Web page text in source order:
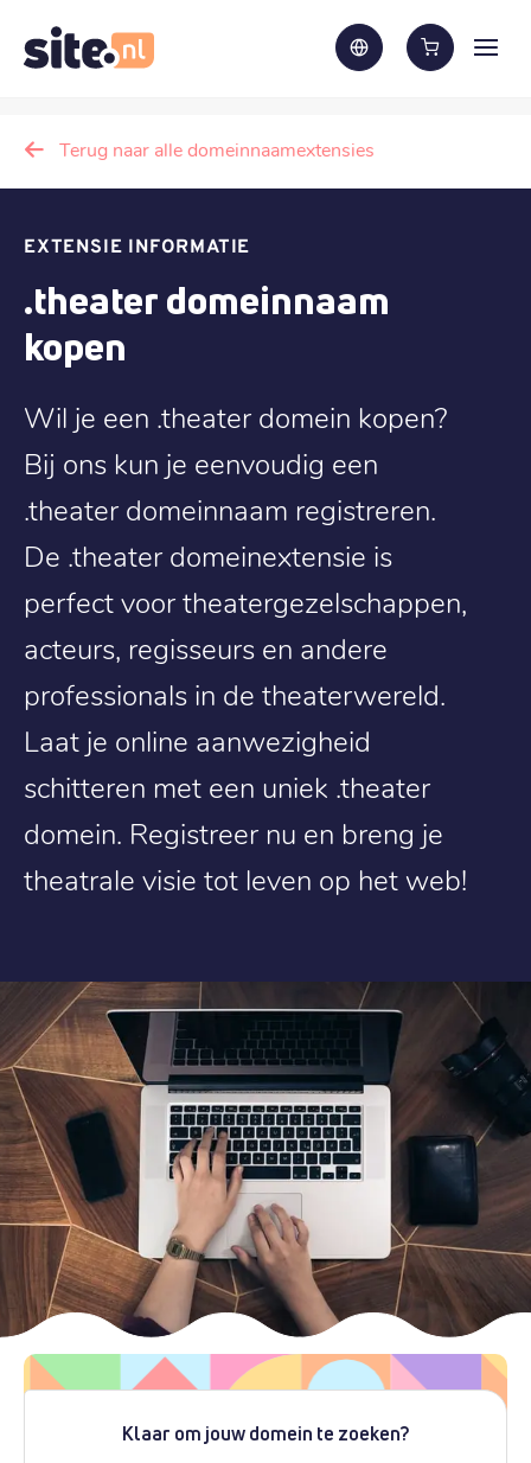
Terug naar alle domeinnaamextensies
EXTENSIE INFORMATIE
.theater domeinnaam
kopen
Wil je een .theater domein kopen?
Bij ons kun je eenvoudig een
.theater domeinnaam registreren.
De .theater domeinextensie is
perfect voor theatergezelschappen,
acteurs, regisseurs en andere
professionals in de theaterwereld.
Laat je online aanwezigheid
schitteren met een uniek .theater
domein. Registreer nu en breng je
theatrale visie tot leven op het web!
Klaar om jouw domein te zoeken?